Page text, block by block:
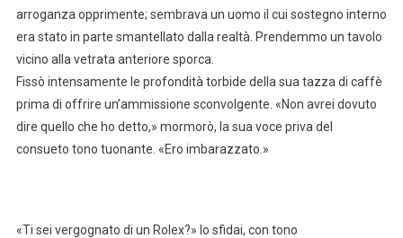
arroganza opprimente; sembrava un uomo il cui sostegno interno
era stato in parte smantellato dalla realtà. Prendemmo un tavolo
vicino alla vetrata anteriore sporca.
Fissò intensamente le profondità torbide della sua tazza di caffè
prima di offrire un’ammissione sconvolgente. «Non avrei dovuto
dire quello che ho detto,» mormorò, la sua voce priva del
consueto tono tuonante. «Ero imbarazzato.»
«Ti sei vergognato di un Rolex?» lo sfidai, con tono